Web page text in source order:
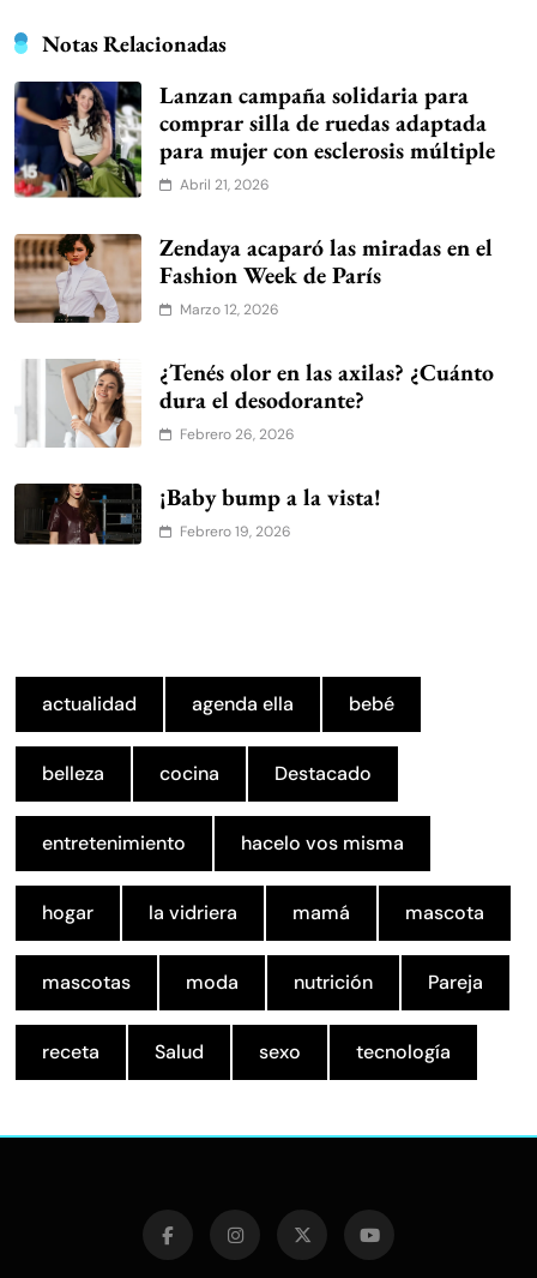
Notas Relacionadas
Lanzan campaña solidaria para
comprar silla de ruedas adaptada
para mujer con esclerosis múltiple
Abril 21, 2026
Zendaya acaparó las miradas en el
Fashion Week de París
Marzo 12, 2026
¿Tenés olor en las axilas? ¿Cuánto
dura el desodorante?
Febrero 26, 2026
¡Baby bump a la vista!
Febrero 19, 2026
actualidad agenda ella bebé
belleza cocina Destacado
entretenimiento hacelo vos misma
hogar la vidriera mamá mascota
mascotas moda nutrición Pareja
receta Salud sexo tecnología